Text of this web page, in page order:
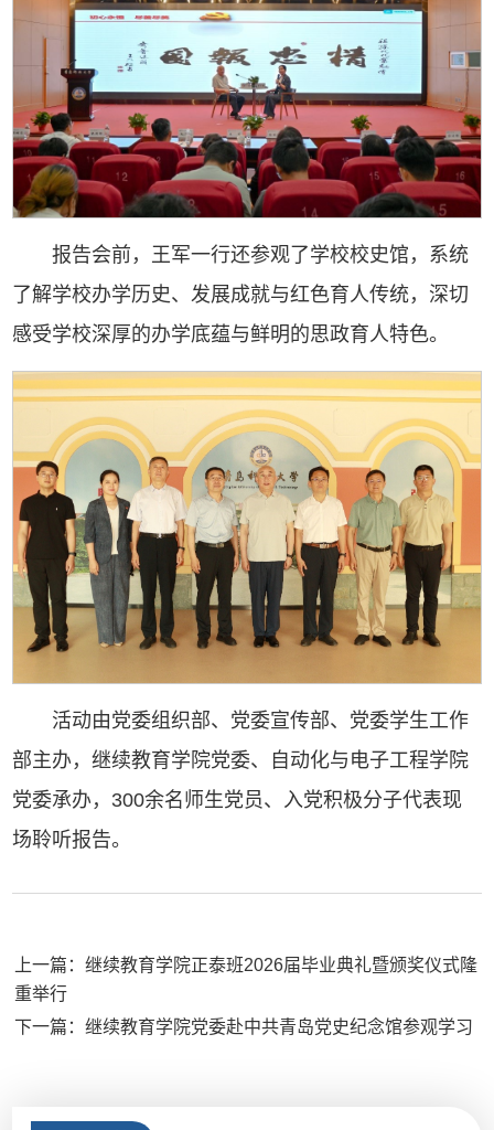
报告会前，王军一行还参观了学校校史馆，系统
了解学校办学历史、发展成就与红色育人传统，深切
感受学校深厚的办学底蕴与鲜明的思政育人特色。
活动由党委组织部、党委宣传部、党委学生工作
部主办，继续教育学院党委、自动化与电子工程学院
党委承办，300余名师生党员、入党积极分子代表现
场聆听报告。
上一篇：继续教育学院正泰班2026届毕业典礼暨颁奖仪式隆
重举行
下一篇：继续教育学院党委赴中共青岛党史纪念馆参观学习